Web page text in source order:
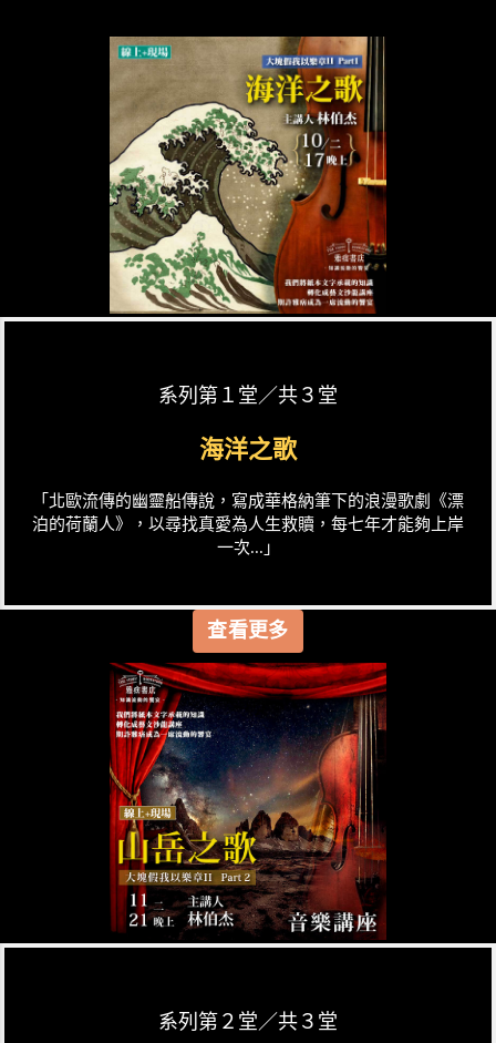
系列第１堂／共３堂
海洋之歌
「北歐流傳的幽靈船傳說，寫成華格納筆下的浪漫歌劇《漂
泊的荷蘭人》，以尋找真愛為人生救贖，每七年才能夠上岸
一次...」
查看更多
系列第２堂／共３堂